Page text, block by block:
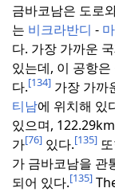
금바코남은 도로
는 비크라반디 -
다. 가장 가까운
있는데, 이 공항
다.[134] 가장 가까
티남에 위치해 있
있으며,
가[76] 있다.[135]
가 금바코남을 관
되어 있다.[135]